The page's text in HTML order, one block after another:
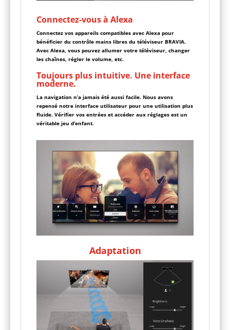
Connectez-vous à Alexa
Connectez vos appareils compatibles avec Alexa pour
bénéficier du contrôle mains libres du téléviseur BRAVIA.
Avec Alexa, vous pouvez allumer votre téléviseur, changer
les chaînes, régler le volume, etc.
Toujours plus intuitive. Une interface
moderne.
La navigation n’a jamais été aussi facile. Nous avons
repensé notre interface utilisateur pour une utilisation plus
fluide. Vérifier vos entrées et accéder aux réglages est un
véritable jeu d’enfant.
Adaptation